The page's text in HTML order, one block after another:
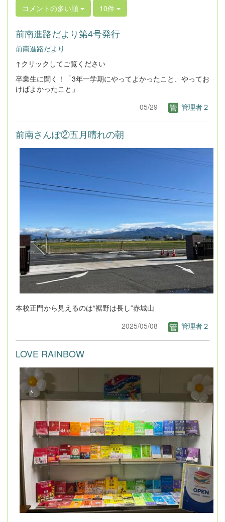
コメントの多い順 10件
前南進路だより第4号発行
前南進路だより
↑クリックしてご覧ください
卒業生に聞く！「3年一学期にやってよかったこと、やってお
けばよかったこと」
05/29
管理者２
前南さんぽ②五月晴れの朝
本校正門から見えるのは“裾野は長し”赤城山
2025/05/08
管理者２
LOVE RAINBOW